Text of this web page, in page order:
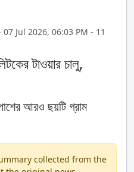
Jul 2026, 06:03 PM - 11
টাওয়ার চালু,
আরও ছয়টি গ্রাম
collected from the